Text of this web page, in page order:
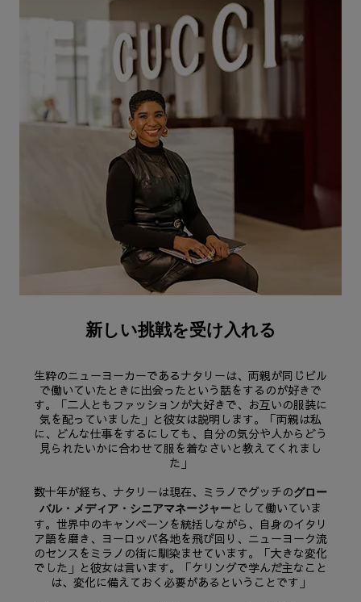
ニ
ー
新しい挑戦を受け入れる
生粋のニューヨーカーであるナタリーは、両親が同じビル
で働いていたときに出会ったという話をするのが好きで
す。「二人ともファッションが大好きで、お互いの服装に
気を配っていました」と彼女は説明します。「両親は私
に、どんな仕事をするにしても、自分の気分や人からどう
見られたいかに合わせて服を着なさいと教えてくれまし
た」
数十年が経ち、ナタリーは現在、ミラノでグッチのグロー
バル・メディア・シニアマネージャー として働いていま
す。世界中のキャンペーンを統括しながら、自身のイタリ
ア語を磨き、ヨーロッパ各地を飛び回り、ニューヨーク流
のセンスをミラノの街に馴染ませています。「大きな変化
でした」と彼女は言います。「ケリングで学んだ主なこと
は、変化に備えておく必要があるということです」